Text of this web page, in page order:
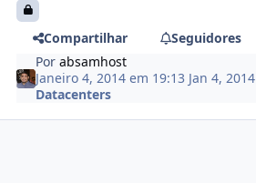
Compartilhar
Seguidores
Porabsamhost
Janeiro 4, 2014 em 19:13 Jan 4, 2014
Datacenters